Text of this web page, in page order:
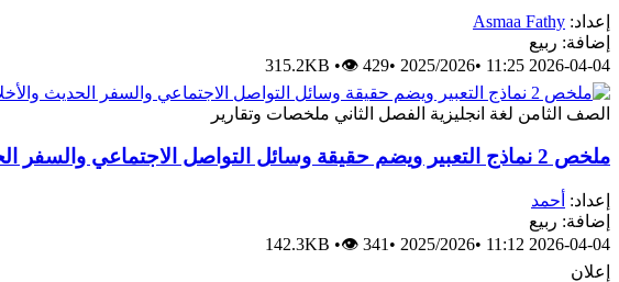
إعداد: Asmaa Fathy
إضافة: ربيع
2026-04-04 11:25
•
2025/2026
•
315.2KB •👁 429
الصف الثامن لغة انجليزية الفصل الثاني ملخصات وتقارير
ملخص 2 نماذج التعبير ويضم حقيقة وسائل التواصل الاجتماعي والسفر الحديث والأخلاق الحسنة
إعداد: أحمد
إضافة: ربيع
2026-04-04 11:12
•
2025/2026
•
142.3KB •👁 341
إعلان